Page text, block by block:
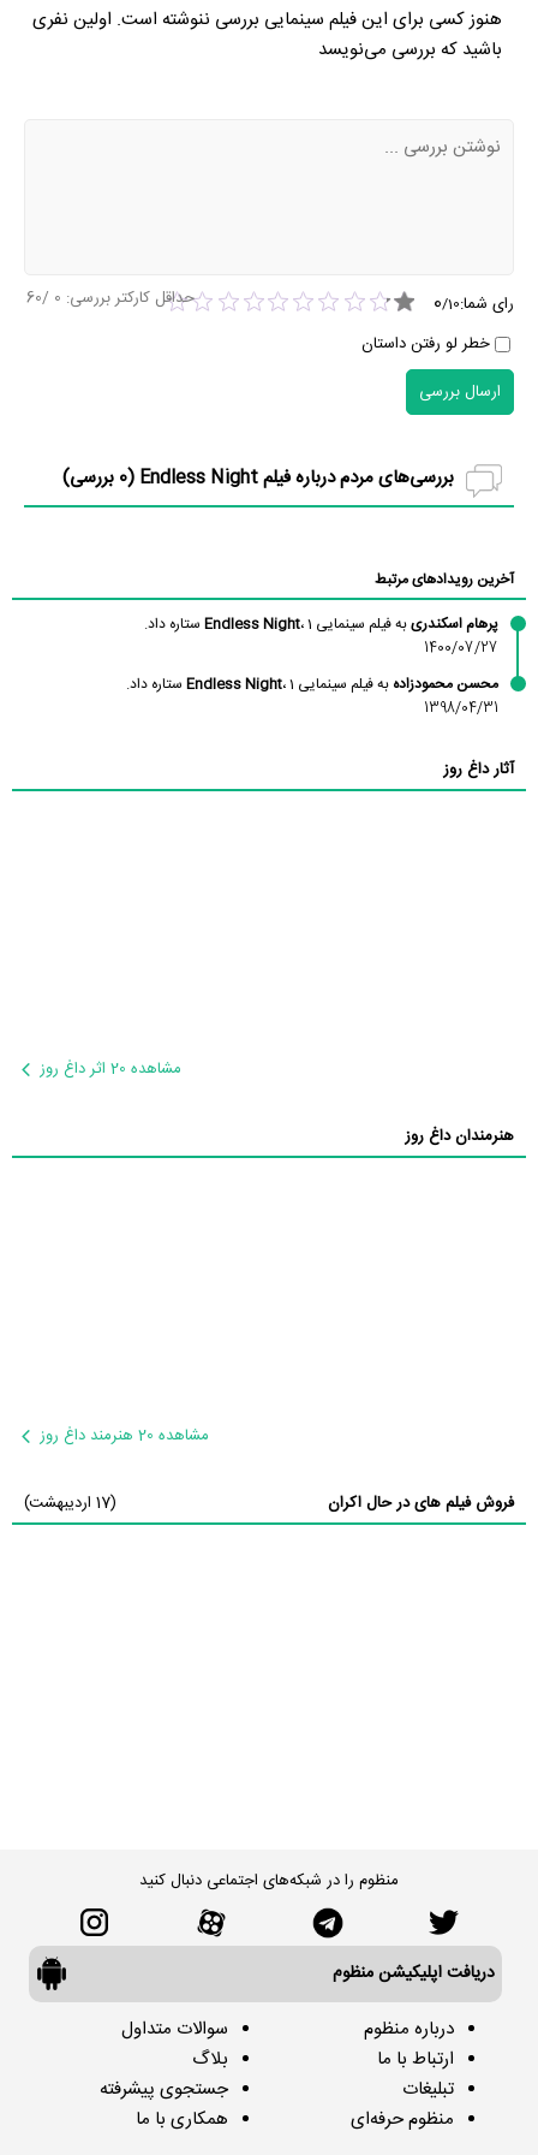
هنوز کسی برای این فیلم سینمایی بررسی ننوشته است. اولین نفری
باشید که بررسی می‌نویسد
رای شما: 0/10
خطر لو رفتن داستان
حداقل کارکتر بررسی: 0
/60
ارسال بررسی
بررسی‌های مردم درباره فیلم Endless Night ( 0 بررسی)
آخرین رویدادهای مرتبط
پرهام اسکندریبه فیلم سینمایی Endless Night، 1 ستاره داد.
1400/07/27
محسن محمودزاده به فیلم سینمایی Endless Night، 1 ستاره داد.
1398/04/31
آثار داغ روز
مشاهده 20 اثر داغ روز
هنرمندان داغ روز
مشاهده 20 هنرمند داغ روز
فروش فیلم های در حال اکران (17 اردیبهشت)
منظوم را در شبکه‌های اجتماعی دنبال کنید
دریافت اپلیکیشن منظوم
درباره منظوم
ارتباط با ما
تبلیغات
منظوم حرفه‌ای
سوالات متداول
بلاگ
جستجوی پیشرفته
همکاری با ما